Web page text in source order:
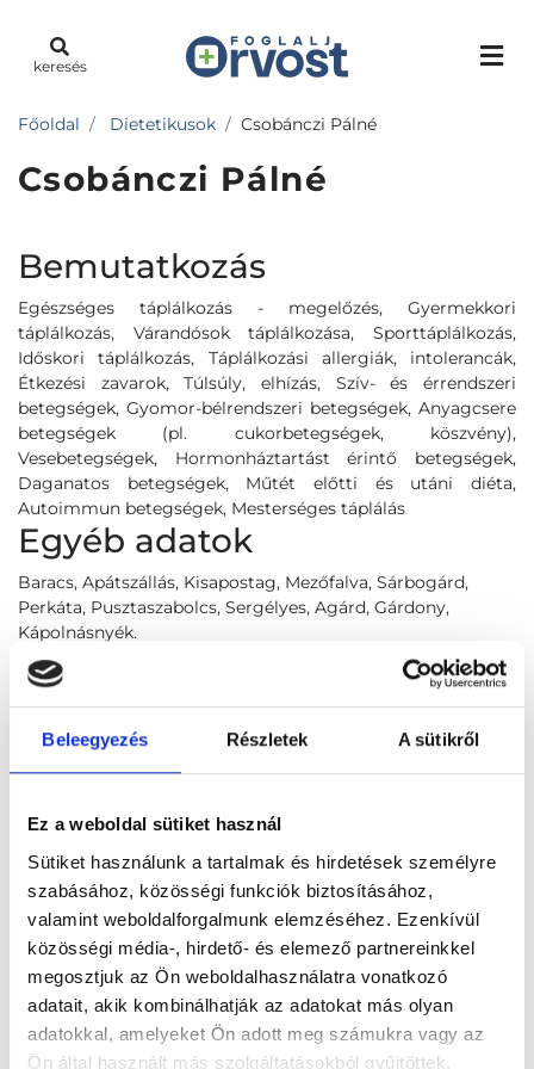
Beleegyezés Részletek A sütikről
Ez a weboldal sütiket használ
Sütiket használunk a tartalmak és hirdetések személyre
szabásához, közösségi funkciók biztosításához,
valamint weboldalforgalmunk elemzéséhez. Ezenkívül
közösségi média-, hirdető- és elemező partnereinkkel
megosztjuk az Ön weboldalhasználatra vonatkozó
adatait, akik kombinálhatják az adatokat más olyan
adatokkal, amelyeket Ön adott meg számukra vagy az
Ön által használt más szolgáltatásokból gyűjtöttek.
keresés
Főoldal Dietetikusok Csobánczi Pálné
Csobánczi Pálné
Bemutatkozás
Egészséges táplálkozás - megelőzés, Gyermekkori
táplálkozás, Várandósok táplálkozása, Sporttáplálkozás,
Időskori táplálkozás, Táplálkozási allergiák, intolerancák,
Étkezési zavarok, Túlsúly, elhízás, Szív- és érrendszeri
betegségek, Gyomor-bélrendszeri betegségek, Anyagcsere
betegségek (pl. cukorbetegségek, köszvény),
Vesebetegségek, Hormonháztartást érintő betegségek,
Daganatos betegségek, Műtét előtti és utáni diéta,
Autoimmun betegségek, Mesterséges táplálás
Egyéb adatok
Baracs, Apátszállás, Kisapostag, Mezőfalva, Sárbogárd,
Perkáta, Pusztaszabolcs, Sergélyes, Agárd, Gárdony,
Kápolnásnyék.
+36 30 401 9768
csobimari555@freemail.hu
Foglalj időpontot megbízható
Válassz szakterületet
Válassz helyszínt